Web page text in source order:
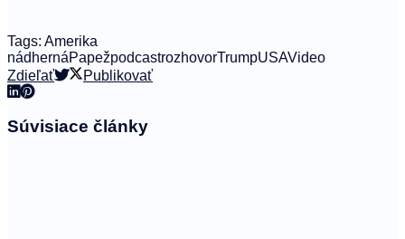
Tags: Amerika
nádhernáPapežpodcastrozhovorTrumpUSAVideo
Zdieľať
Publikovať
Súvisiace články